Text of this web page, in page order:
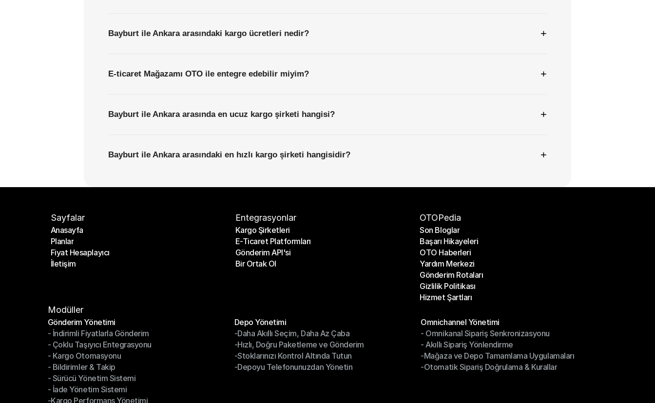
Bayburt ile Ankara arasındaki kargo ücretleri nedir? +
E-ticaret Mağazamı OTO ile entegre edebilir miyim? +
Bayburt ile Ankara arasında en ucuz kargo şirketi hangisi? +
Bayburt ile Ankara arasındaki en hızlı kargo şirketi hangisidir? +
Sayfalar
Anasayfa
Anasayfa
Planlar
Planlar
Fiyat Hesaplayıcı
Fiyat Hesaplayıcı
İletişim
Entegrasyonlar
Kargo Şirketleri
Kargo Şirketleri
E-Ticaret Platformları
E-Ticaret Platformları
Gönderim API'si
Gönderim API'si
Bir Ortak Ol
OTOPedia
Son Bloglar
Son Bloglar
Başarı Hikayeleri
Başarı Hikayeleri
OTO Haberleri
OTO Haberleri
Yardım Merkezi
Yardım Merkezi
Gönderim Rotaları
Gönderim Rotaları
Gizlilik Politikası
Gizlilik Politikası
Hizmet Şartları
Modüller
Gönderim Yönetimi
Gönderim Yönetimi
- İndirimli Fiyatlarla Gönderim
- İndirimli Fiyatlarla Gönderim
- Çoklu Taşıyıcı Entegrasyonu
- Çoklu Taşıyıcı Entegrasyonu
- Kargo Otomasyonu
- Kargo Otomasyonu
- Bildirimler & Takip
- Bildirimler & Takip
- Sürücü Yönetim Sistemi
- Sürücü Yönetim Sistemi
- İade Yönetim Sistemi
- İade Yönetim Sistemi
-Kargo Performans Yönetimi
Depo Yönetimi
Depo Yönetimi
-Daha Akıllı Seçim, Daha Az Çaba
-Daha Akıllı Seçim, Daha Az Çaba
-Hızlı, Doğru Paketleme ve Gönderim
-Hızlı, Doğru Paketleme ve Gönderim
-Stoklarınızı Kontrol Altında Tutun
-Stoklarınızı Kontrol Altında Tutun
-Depoyu Telefonunuzdan Yönetin
Omnichannel Yönetimi
Omnichannel Yönetimi
- Omnikanal Sipariş Senkronizasyonu
- Omnikanal Sipariş Senkronizasyonu
- Akıllı Sipariş Yönlendirme
- Akıllı Sipariş Yönlendirme
-Mağaza ve Depo Tamamlama Uygulamaları
-Mağaza ve Depo Tamamlama Uygulamaları
-Otomatik Sipariş Doğrulama & Kurallar